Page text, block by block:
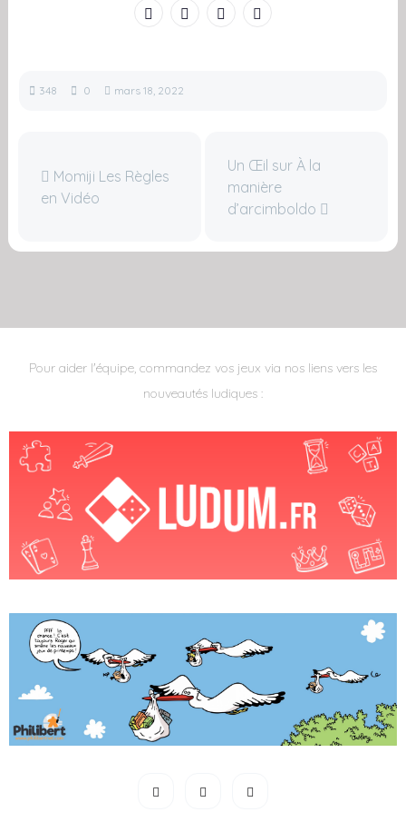
348 0 mars 18, 2022
Momiji Les Règles
en Vidéo
Un Œil sur À la
manière
d’arcimboldo
Pour aider l'équipe, commandez vos jeux via nos liens vers les
nouveautés ludiques :